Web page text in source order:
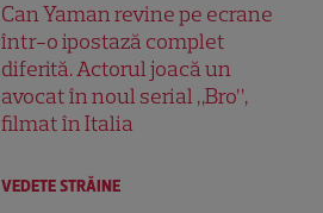
Can Yaman revine pe ecrane
într-o ipostază complet
diferită. Actorul joacă un
avocat în noul serial „Bro”,
filmat în Italia
VEDETE STRĂINE